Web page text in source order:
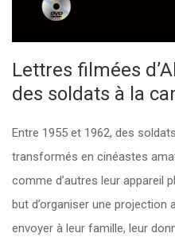
Lettres filmées
des soldats à la
Entre 1955 et 1962, des
transformés en cinéastes
comme d’autres leur appareil
but d’organiser une
envoyer à leur famille, leur